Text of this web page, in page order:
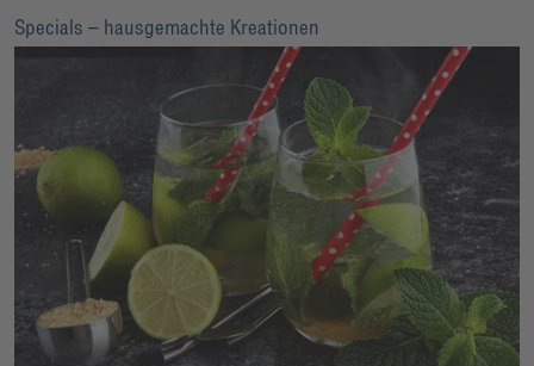
Specials – hausgemachte Kreationen